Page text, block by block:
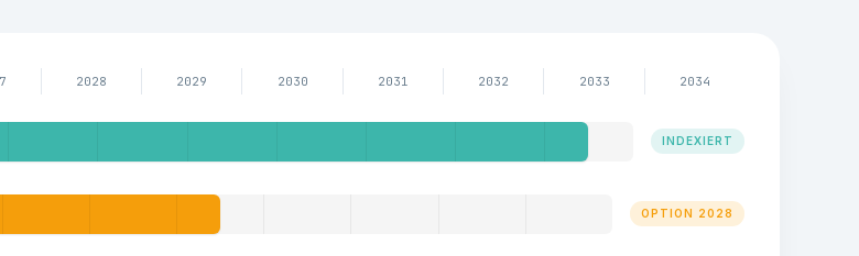
2028 2029 2030 2031 2032 2033 2034
INDEXIERT
OPTION 2028